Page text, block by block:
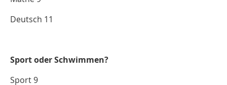
Deutsch 11
Sport oder Schwimmen?
Sport 9